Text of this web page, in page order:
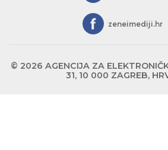
zeneimediji.hr
© 2026 AGENCIJA ZA
31, 10 000 ZAGREB,